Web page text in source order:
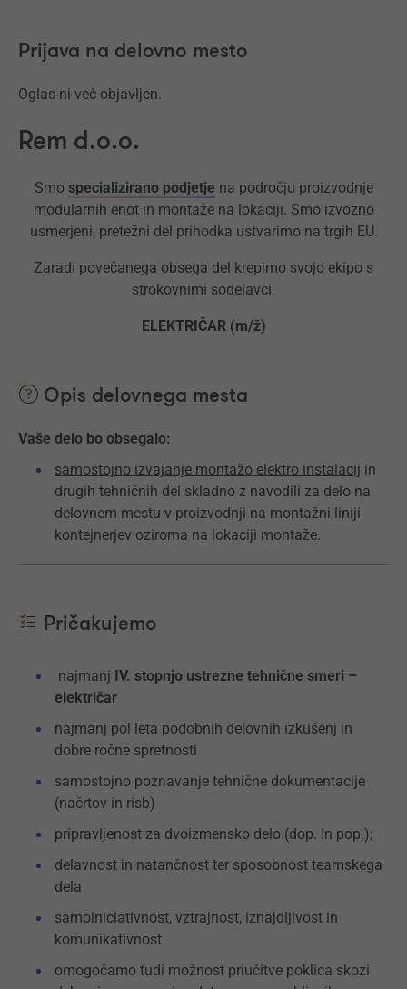
Prijava na delovno mesto
Oglas ni več objavljen.
Rem d.o.o.
Smo specializirano podjetje na področju proizvodnje
modularnih enot in montaže na lokaciji. Smo izvozno
usmerjeni, pretežni del prihodka ustvarimo na trgih EU.
Zaradi povečanega obsega del krepimo svojo ekipo s
strokovnimi sodelavci.
ELEKTRIČAR (m/ž)
Opis delovnega mesta
Vaše delo bo obsegalo:
samostojno izvajanje montažo elektro instalacij in
drugih tehničnih del skladno z navodili za delo na
delovnem mestu v proizvodnji na montažni liniji
kontejnerjev oziroma na lokaciji montaže.
Pričakujemo
najmanj IV. stopnjo ustrezne tehnične smeri –
električar
najmanj pol leta podobnih delovnih izkušenj in
dobre ročne spretnosti
samostojno poznavanje tehnične dokumentacije
(načrtov in risb)
pripravljenost za dvoizmensko delo (dop. In pop.);
delavnost in natančnost ter sposobnost teamskega
dela
samoiniciativnost, vztrajnost, iznajdljivost in
komunikativnost
omogočamo tudi možnost priučitve poklica skozi